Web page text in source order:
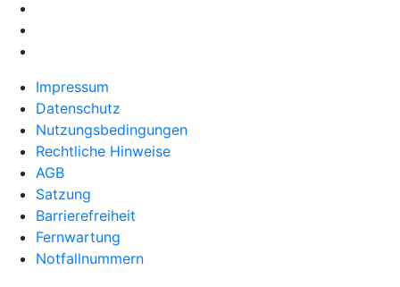
Impressum
Datenschutz
Nutzungsbedingungen
Rechtliche Hinweise
AGB
Satzung
Barrierefreiheit
Fernwartung
Notfallnummern